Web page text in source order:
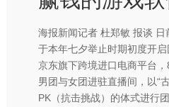
海报新闻记者 杜郑敏 报谈
于本年七夕举止时期初度开
京东旗下跨境进口电商平台
男团与女团进驻直播间，以“
PK（抗击挑战）的体式进行